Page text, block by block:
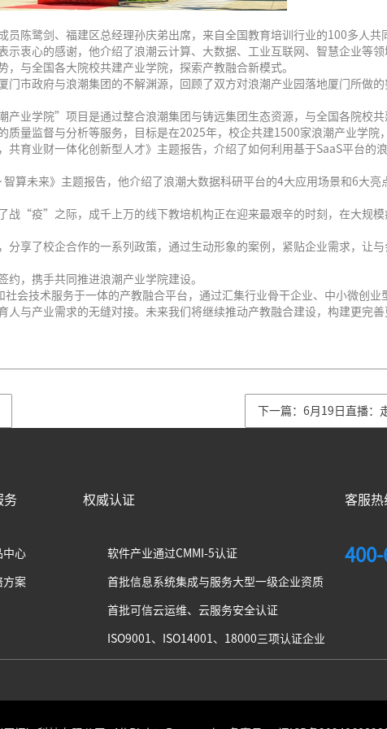
陈鹭剑、福建区总经理孙庆弟出席，来自全国教育培训行业的100多人共
示衷心的感谢，他介绍了浪潮云计算、大数据、工业互联网、智慧企业等
与全国各大院校共建产业学院，探索产教融合新模式。
市政府与浪潮集团的不解渊源，回顾了双方对浪潮产业园落地厦门所做
业学院”项目是通过整合浪潮集团与铸远集团生态资源，与全国各院校
量监督与分析等服务，目标是在2025年，校企共建1500家浪潮产业学院
育业财一体化创新型人才》主题报告，介绍了如何利用基于SaaS平台的
算未来》主题报告，他介绍了浪潮大数据科研平台的4大应用场景和6大
战“疫”之际，成千上万的线下教培机构正在迎来最艰辛的时刻，在大规
享了校企合作的一系列政策，通过生动形象的案例，紧贴企业需求，让
，携手共同推进浪潮产业学院建设。
会技术服务于一体的产教融合平台，通过汇集行业骨干企业、中小微创
与产业需求的无缝对接。未来我们将继续推动产教融合建设，构建更完善
下一篇：6月19日直播
务
中心
方案
权威认证
软件产业通过CMMI-5认证
首批信息系统集成与服务大型一级企业资质
首批可信云运维、云服务安全认证
ISO9001、ISO14001、18000三项认证企业
客服热
400-